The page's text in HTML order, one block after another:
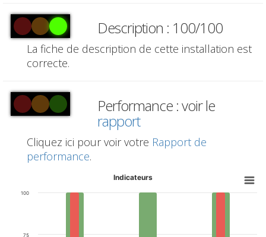
Description : 100/100
La fiche de description de cette installation est
correcte.
Performance : voir le
rapport
Cliquez ici pour voir votre Rapport de
performance.
Indicateurs
75
100